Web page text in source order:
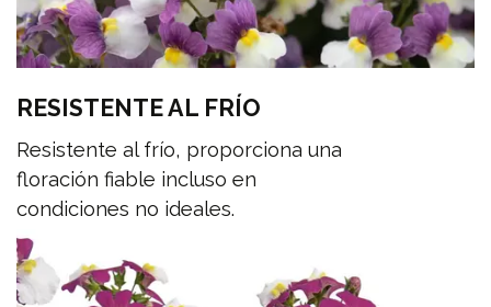
RESISTENTE AL FRÍO
Resistente al frío, proporciona una
floración fiable incluso en
condiciones no ideales.